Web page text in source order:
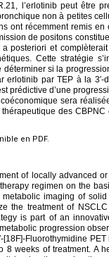
l’erlotinib peut être
non à petites
ont récemment remis en
de positons
posteriori et
Cette stratégie
déterminer si la
par TEP à la 3′-
prédictive d’une
sera
des
en PDF.
of locally advanced
regimen on the
imaging of
the treatment of
is part of an
progression
[18F]-Fluorothymidine
8 weeks of treatment. A